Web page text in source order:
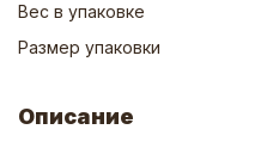
Вес в упаковке
Размер упаковки
Описание